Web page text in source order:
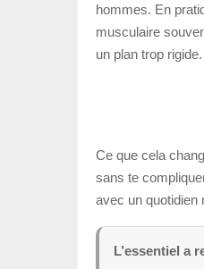
hommes. En
musculaire
un plan trop rigide.
Ce que cela
sans te
avec un quotidien
L’essentiel a